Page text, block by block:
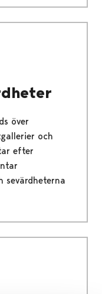
över
och
efter
sevärdheterna